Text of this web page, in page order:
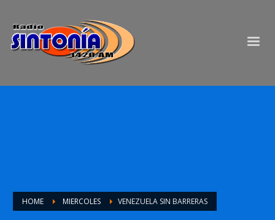
HOME MIERCOLES VENEZUELA SIN BARRERAS